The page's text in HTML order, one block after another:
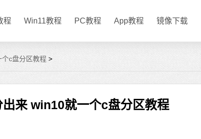
程 Win11教程 PC教程 App教程 镜像下载
c盘分区教程 >
来 win10就一个c盘分区教程